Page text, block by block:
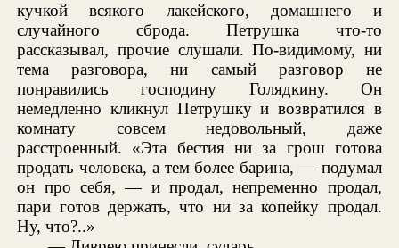
кучкой всякого лакейского, домашнего и
случайного сброда. Петрушка что-то
рассказывал, прочие слушали. По-видимому, ни
тема разговора, ни самый разговор не
понравились господину Голядкину. Он
немедленно кликнул Петрушку и возвратился в
комнату совсем недовольный, даже
расстроенный. «Эта бестия ни за грош готова
продать человека, а тем более барина, — подумал
он про себя, — и продал, непременно продал,
пари готов держать, что ни за копейку продал.
Ну, что?..»